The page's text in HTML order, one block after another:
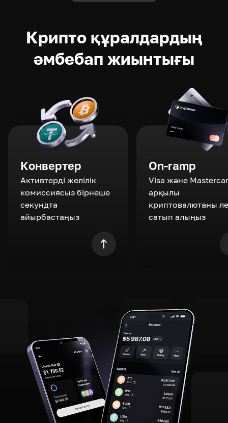
Крипто құралдардың
әмбебап жиынтығы
Конвертер
Активтерді желілік
комиссиясыз бірнеше
секундта
айырбастаңыз
On-ramp
Visa және
арқылы
криптовалютаны
сатып алыңыз